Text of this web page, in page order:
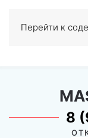
Перейти к
0
8